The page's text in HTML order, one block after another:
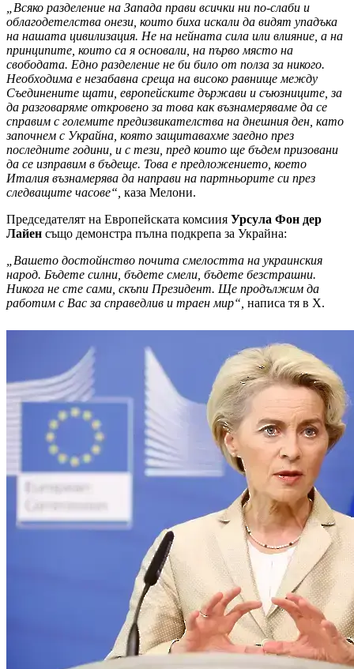
„Всяко разделение на Запада прави всички ни по-слаби и
облагодетелства онези, които биха искали да видят упадъка
на нашата цивилизация. Не на нейната сила или влияние, а на
принципите, които са я основали, на първо място на
свободата. Едно разделение не би било от полза за никого.
Необходима е незабавна среща на високо равнище между
Съединените щати, европейските държави и съюзниците, за
да разговаряме откровено за това как възнамеряваме да се
справим с големите предизвикателства на днешния ден, като
започнем с Украйна, която защитавахме заедно през
последните години, и с тези, пред които ще бъдем призовани
да се изправим в бъдеще. Това е предложението, което
Италия възнамерява да направи на партньорите си през
следващите часове“, каза Мелони.
Председателят на Европейската комсиия Урсула Фон дер
Лайен също демонстра пълна подкрепа за Украйна:
„Вашето достойнство почита смелостта на украинския
народ. Бъдете силни, бъдете смели, бъдете безстрашни.
Никога не сте сами, скъпи Президент. Ще продължим да
работим с Вас за справедлив и траен мир“, написа тя в Х.